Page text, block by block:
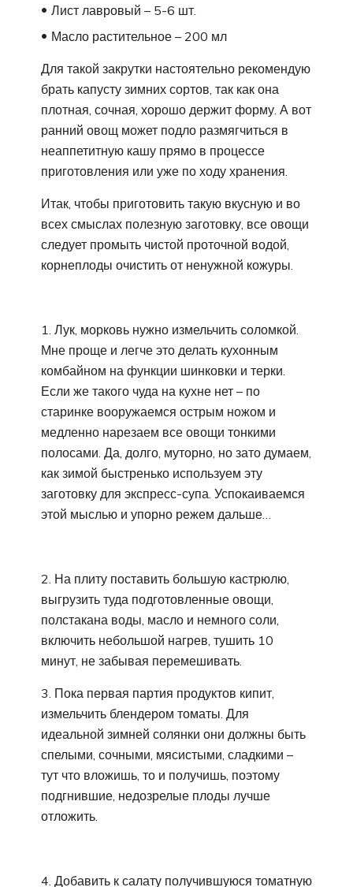
Лист лавровый – 5-6 шт.
Масло растительное – 200 мл
Для такой закрутки настоятельно рекомендую
брать капусту зимних сортов, так как она
плотная, сочная, хорошо держит форму. А вот
ранний овощ может подло размягчиться в
неаппетитную кашу прямо в процессе
приготовления или уже по ходу хранения.
Итак, чтобы приготовить такую вкусную и во
всех смыслах полезную заготовку, все овощи
следует промыть чистой проточной водой,
корнеплоды очистить от ненужной кожуры.
1. Лук, морковь нужно измельчить соломкой.
Мне проще и легче это делать кухонным
комбайном на функции шинковки и терки.
Если же такого чуда на кухне нет – по
старинке вооружаемся острым ножом и
медленно нарезаем все овощи тонкими
полосами. Да, долго, муторно, но зато думаем,
как зимой быстренько используем эту
заготовку для экспресс-супа. Успокаиваемся
этой мыслью и упорно режем дальше…
2. На плиту поставить большую кастрюлю,
выгрузить туда подготовленные овощи,
полстакана воды, масло и немного соли,
включить небольшой нагрев, тушить 10
минут, не забывая перемешивать.
3. Пока первая партия продуктов кипит,
измельчить блендером томаты. Для
идеальной зимней солянки они должны быть
спелыми, сочными, мясистыми, сладкими –
тут что вложишь, то и получишь, поэтому
подгнившие, недозрелые плоды лучше
отложить.
4. Добавить к салату получившуюся томатную